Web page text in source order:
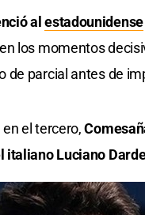
alestadounidense
los momentos
de parcial antes de
en el tercero,
italiano Luciano